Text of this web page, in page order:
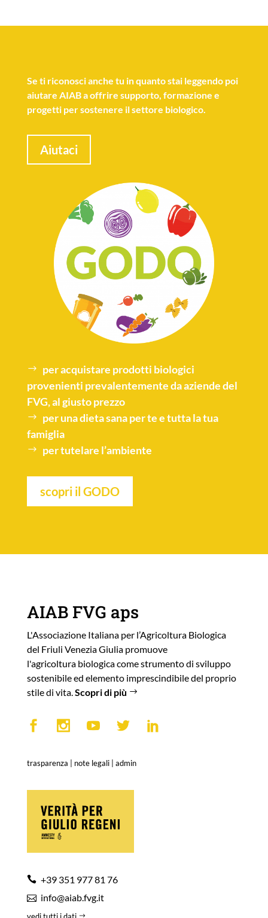
Se ti riconosci anche tu in quanto stai leggendo poi
aiutare AIAB a offrire supporto, formazione e
progetti per sostenere il settore biologico.
Aiutaci
per acquistare prodotti biologici
provenienti prevalentemente da aziende del
FVG, al giusto prezzo
per unadieta sanaper te e tutta la tua
famiglia
per tutelare l’ambiente
scopri il GODO
AIAB FVG aps
L'Associazione Italiana per l’Agricoltura Biologica
del Friuli Venezia Giulia promuove
l'agricoltura biologica come strumento di sviluppo
sostenibile ed elemento imprescindibile del proprio
stile di vita. Scopri di più
trasparenza note legali| admin
+39 351 977 81 76
info@aiab.fvg.it